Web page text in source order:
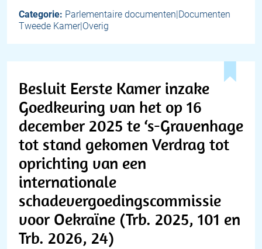
Categorie: Parlementaire documenten|Documenten
Tweede Kamer|Overig
Besluit Eerste Kamer inzake
Goedkeuring van het op 16
december 2025 te ‘s-Gravenhage
tot stand gekomen Verdrag tot
oprichting van een
internationale
schadevergoedingscommissie
voor Oekraïne (Trb. 2025, 101 en
Trb. 2026, 24)